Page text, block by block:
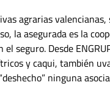
agrarias
la asegurada es la
seguro. Desde
y caqui, también
ninguna